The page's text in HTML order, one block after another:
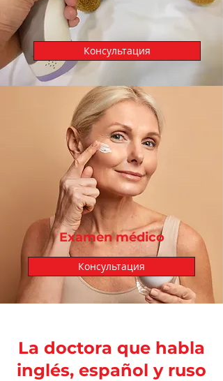
Консультация
Examen médico
Консультация
La doctora que habla
inglés, español y ruso